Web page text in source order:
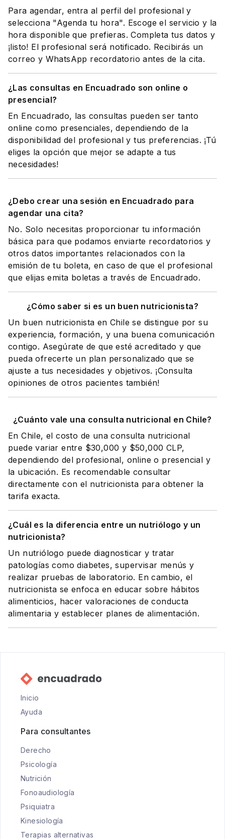
Para agendar, entra al perfil del profesional y
selecciona "Agenda tu hora". Escoge el servicio y la
hora disponible que prefieras. Completa tus datos y
¡listo! El profesional será notificado. Recibirás un
correo y WhatsApp recordatorio antes de la cita.
¿Las consultas en Encuadrado son online o
presencial?
En Encuadrado, las consultas pueden ser tanto
online como presenciales, dependiendo de la
disponibilidad del profesional y tus preferencias. ¡Tú
eliges la opción que mejor se adapte a tus
necesidades!
¿Debo crear una sesión en Encuadrado para
agendar una cita?
No. Solo necesitas proporcionar tu información
básica para que podamos enviarte recordatorios y
otros datos importantes relacionados con la
emisión de tu boleta, en caso de que el profesional
que elijas emita boletas a través de Encuadrado.
¿Cómo saber si es un buen nutricionista?
Un buen nutricionista en Chile se distingue por su
experiencia, formación, y una buena comunicación
contigo. Asegúrate de que esté acreditado y que
pueda ofrecerte un plan personalizado que se
ajuste a tus necesidades y objetivos. ¡Consulta
opiniones de otros pacientes también!
¿Cuánto vale una consulta nutricional en Chile?
En Chile, el costo de una consulta nutricional
puede variar entre $30,000 y $50,000 CLP,
dependiendo del profesional, online o presencial y
la ubicación. Es recomendable consultar
directamente con el nutricionista para obtener la
tarifa exacta.
¿Cuál es la diferencia entre un nutriólogo y un
nutricionista?
Un nutriólogo puede diagnosticar y tratar
patologías como diabetes, supervisar menús y
realizar pruebas de laboratorio. En cambio, el
nutricionista se enfoca en educar sobre hábitos
alimenticios, hacer valoraciones de conducta
alimentaria y establecer planes de alimentación.
Inicio
Ayuda
Para consultantes
Derecho
Psicología
Nutrición
Fonoaudiología
Psiquiatra
Kinesiología
Terapias alternativas